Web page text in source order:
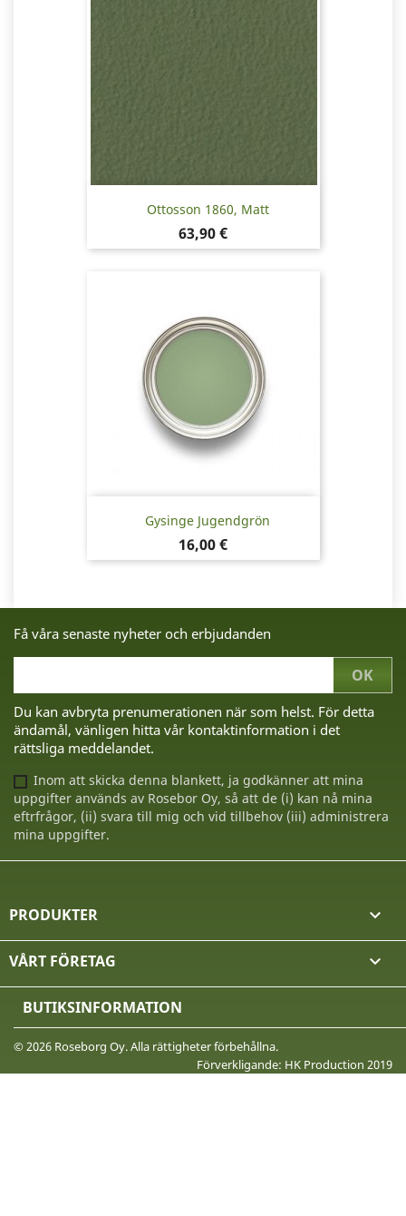
Ottosson 1860, Matt
Pris
63,90 €
Gysinge Jugendgrön
Pris
16,00 €
Få våra senaste nyheter och erbjudanden
Du kan avbryta prenumerationen när som helst. För detta
ändamål, vänligen hitta vår kontaktinformation i det
rättsliga meddelandet.
Inom att skicka denna blankett, ja godkänner att mina
uppgifter används av Rosebor Oy, så att de (i) kan nå mina
eftrfrågor, (ii) svara till mig och vid tillbehov (iii) administrera
mina uppgifter.
PRODUKTER 
VÅRT FÖRETAG 
BUTIKSINFORMATION
© 2026 Roseborg Oy. Alla rättigheter förbehållna.
Förverkligande: HK Production 2019